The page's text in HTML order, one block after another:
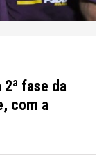
fase da
com a